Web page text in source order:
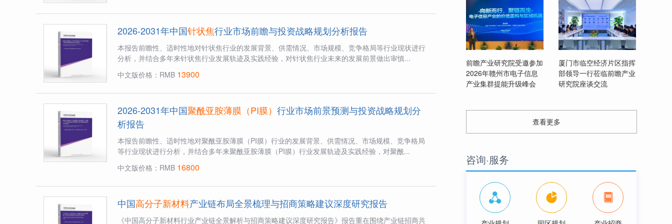
2026-2031年中国针状焦行业市场前瞻与投资战略规划分析报告
本报告前瞻性、适时性地对针状焦行业的发展背景、供需情况、市场规模、竞争格局等行业现状进行
分析，并结合多年来针状焦行业发展轨迹及实践经验，对针状焦行业未来的发展前景做出审慎...
中文版价格：RMB 13900
2026-2031年中国聚酰亚胺薄膜（PI膜）行业市场前景预测与投资战略规划分
析报告
本报告前瞻性、适时性地对聚酰亚胺薄膜（PI膜）行业的发展背景、供需情况、市场规模、竞争格局
等行业现状进行分析，并结合多年来聚酰亚胺薄膜（PI膜）行业发展轨迹及实践经验，对聚酰...
中文版价格：RMB 16800
中国高分子新材料产业链布局全景梳理与招商策略建议深度研究报告
《中国高分子新材料行业产业链全景解析与招商策略建议深度研究报告》报告重在围绕产业链招商共
前瞻产业研究院受邀参加
2026年赣州市电子信息
产业集群提能升级峰会
厦门市临空经济片区指挥
部领导一行莅临前瞻产业
研究院座谈交流
查看更多
咨询·服务